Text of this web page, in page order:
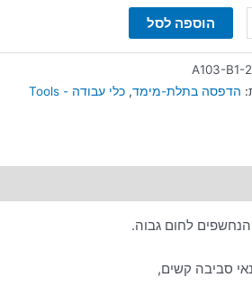
הוספה לסל
A103-B1-
הדפסה בתלת-מימד, כלי עבודה - Tools
לחום גבוה.